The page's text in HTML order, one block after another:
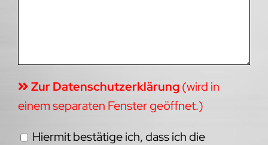
Zur Datenschutzerklärung(wird in
einem separaten Fenster geöffnet.)
Hiermit bestätige ich, dass ich die